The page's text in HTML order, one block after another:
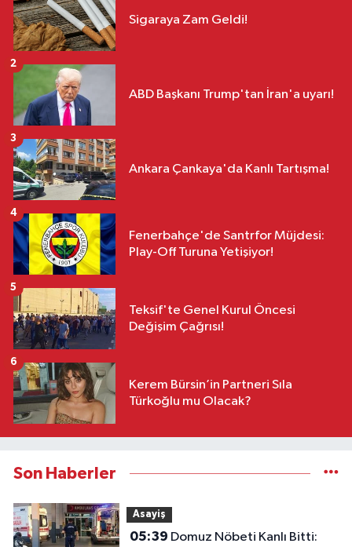
Sigaraya Zam Geldi!
ABD Başkanı Trump'tan İran'a uyarı!
2
Ankara Çankaya'da Kanlı Tartışma!
3
Fenerbahçe'de Santrfor Müjdesi:
Play-Off Turuna Yetişiyor!
4
Teksif'te Genel Kurul Öncesi
Değişim Çağrısı!
5
Kerem Bürsin’in Partneri Sıla
Türkoğlu mu Olacak?
6
Son Haberler
Asayiş
05:39